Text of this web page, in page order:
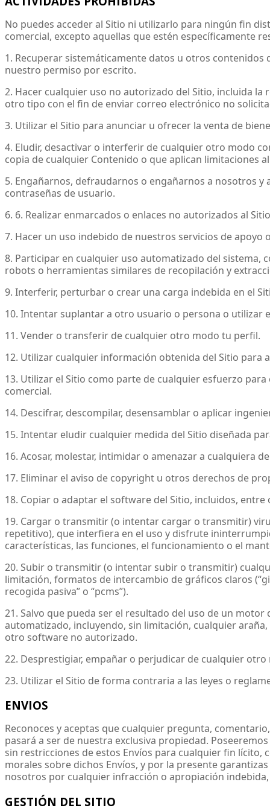
No puedes acceder al Sitio ni utilizarlo para ningún fin
comercial, excepto aquellas que estén específicamente
1. Recuperar sistemáticamente datos u otros
nuestro permiso por escrito.
2. Hacer cualquier uso no autorizado del Sitio, incluida
otro tipo con el fin de enviar correo electrónico no
3. Utilizar el Sitio para anunciar u ofrecer la venta de
4. Eludir, desactivar o interferir de cualquier otro modo
copia de cualquier Contenido o que aplican limitaciones
5. Engañarnos, defraudarnos o engañarnos a nosotros
contraseñas de usuario.
6. 6. Realizar enmarcados o enlaces no autorizados al
7. Hacer un uso indebido de nuestros servicios de
8. Participar en cualquier uso automatizado del sistema,
robots o herramientas similares de recopilación y
9. Interferir, perturbar o crear una carga indebida en el
10. Intentar suplantar a otro usuario o persona o utilizar
11. Vender o transferir de cualquier otro modo tu perfil.
12. Utilizar cualquier información obtenida del Sitio para
13. Utilizar el Sitio como parte de cualquier esfuerzo
comercial.
14. Descifrar, descompilar, desensamblar o aplicar
15. Intentar eludir cualquier medida del Sitio diseñada
16. Acosar, molestar, intimidar o amenazar a cualquiera
17. Eliminar el aviso de copyright u otros derechos de
18. Copiar o adaptar el software del Sitio, incluidos, entre
19. Cargar o transmitir (o intentar cargar o transmitir)
repetitivo), que interfiera en el uso y disfrute
características, las funciones, el funcionamiento o el
20. Subir o transmitir (o intentar subir o transmitir)
limitación, formatos de intercambio de gráficos claros
recogida pasiva” o “pcms”).
21. Salvo que pueda ser el resultado del uso de un
automatizado, incluyendo, sin limitación, cualquier
otro software no autorizado.
22. Desprestigiar, empañar o perjudicar de cualquier
23. Utilizar el Sitio de forma contraria a las leyes o
ENVIOS
Reconoces y aceptas que cualquier pregunta,
pasará a ser de nuestra exclusiva propiedad.
sin restricciones de estos Envíos para cualquier fin
morales sobre dichos Envíos, y por la presente
nosotros por cualquier infracción o apropiación
GESTIÓN DEL SITIO